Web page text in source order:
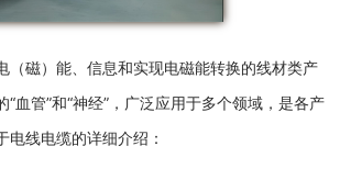
（磁）能、信息和实现电磁能转换的线材类产
血管”和“神经”，广泛应用于多个领域，是各产
电线电缆的详细介绍：